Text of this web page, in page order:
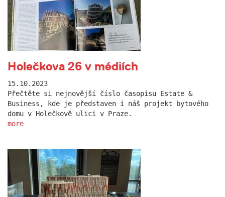
Holečkova 26 v médiích
15.10.2023
Přečtěte si nejnovější číslo časopisu Estate &
Business, kde je představen i náš projekt bytového
domu v Holečkově ulici v Praze.
more